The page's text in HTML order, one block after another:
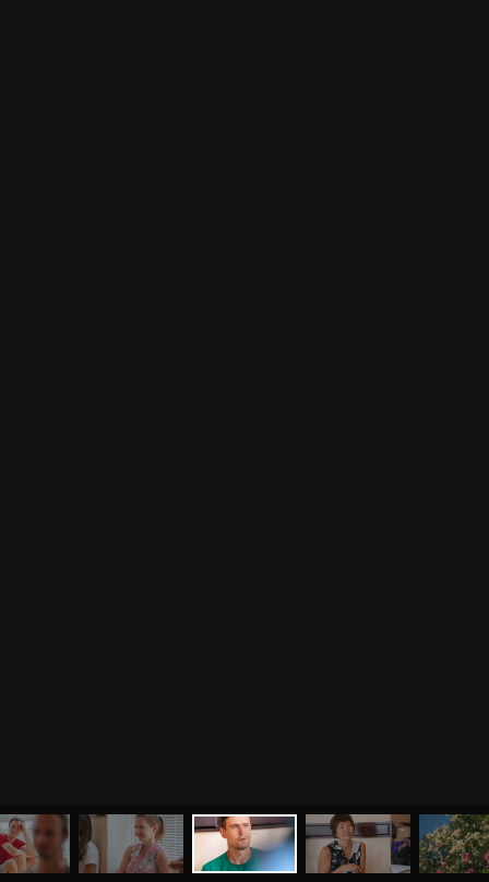
ЙОГА СЕМИНАРЫ МЕНЮ О НАС МАГАЗИН